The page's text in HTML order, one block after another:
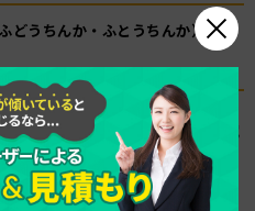
ふどうちんか・ふとうちんか） と
いた状態のこと。地盤沈
ンと傾かずに沈下した場
。